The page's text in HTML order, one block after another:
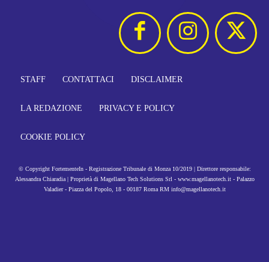
STAFF CONTATTACI DISCLAIMER
LA REDAZIONE PRIVACY E POLICY
COOKIE POLICY
© Copyright FortementeIn - Registrazione Tribunale di Monza 10/2019 | Direttore responsabile:
Alessandra Chiaradia | Proprietà di Magellano Tech Solutions Srl - www.magellanotech.it - Palazzo
Valadier - Piazza del Popolo, 18 - 00187 Roma RM info@magellanotech.it